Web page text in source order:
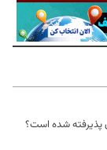
پذیرفته شده است؟